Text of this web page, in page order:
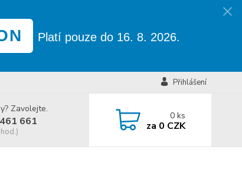
Platí pouze do 16. 8. 2026.
Přihlášení
Zavolejte.
661 0 ks
za 0 CZK